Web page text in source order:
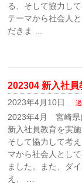
る、そして協力し
テーマから社会人
だきま …
202304 新入社員
2023年4月10日
2023年4月 宮崎県
新入社員教育を実
そして協力して考
マから社会人とし
ました。また、ダ
え、 …